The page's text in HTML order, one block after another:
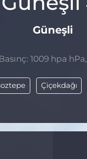
Güneşli
1009 hpa
Çiçekdağı